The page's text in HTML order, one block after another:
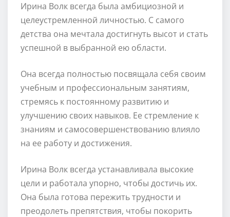
Ирина Волк всегда была амбициозной и
целеустремленной личностью. С самого
детства она мечтала достигнуть высот и стать
успешной в выбранной ею области.
Она всегда полностью посвящала себя своим
учебным и профессиональным занятиям,
стремясь к постоянному развитию и
улучшению своих навыков. Ее стремление к
знаниям и самосовершенствованию влияло
на ее работу и достижения.
Ирина Волк всегда устанавливала высокие
цели и работала упорно, чтобы достичь их.
Она была готова пережить трудности и
преодолеть препятствия, чтобы покорить